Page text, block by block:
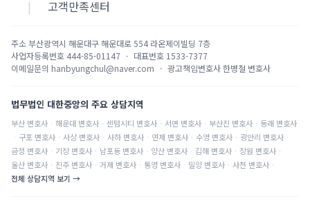
|
고객만족센터
주소부산광역시 해운대구 해운대로 554 라온제이빌딩 7층
사업자등록번호 444-85-01147 · 대표번호 1533-7377
이메일문의 hanbyungchul@naver.com · 광고책임변호사한병철 변호사
법무법인 대한중앙의 주요 상담지역
부산 변호사 · 해운대 변호사 · 센텀시티 변호사 · 서면 변호사 · 부산진 변호사 · 동래 변호사
· 구포 변호사 · 사상 변호사 · 사하 변호사 · 연제 변호사 · 수영 변호사 · 광안리 변호사 ·
금정 변호사 · 기장 변호사 · 남포동 변호사 · 양산 변호사 · 김해 변호사 · 창원 변호사 ·
울산 변호사 · 진주 변호사 · 거제 변호사 · 통영 변호사 · 밀양 변호사 · 사천 변호사 ·
전체 상담지역 보기 →